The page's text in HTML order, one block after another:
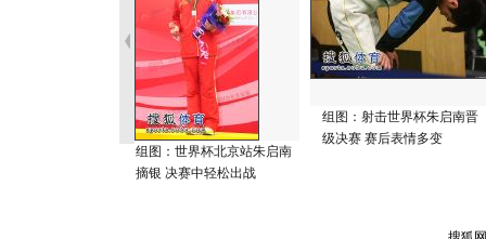
组图：世界杯北京站朱启南
摘银 决赛中轻松出战
组图：射击世界杯朱启南晋
级决赛 赛后表情多变